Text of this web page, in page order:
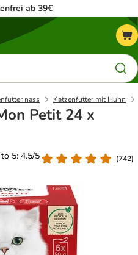
ab 39€
nass Katzenfutter mit Huhn
Petit 24 x
5: 4.5/5
(742)